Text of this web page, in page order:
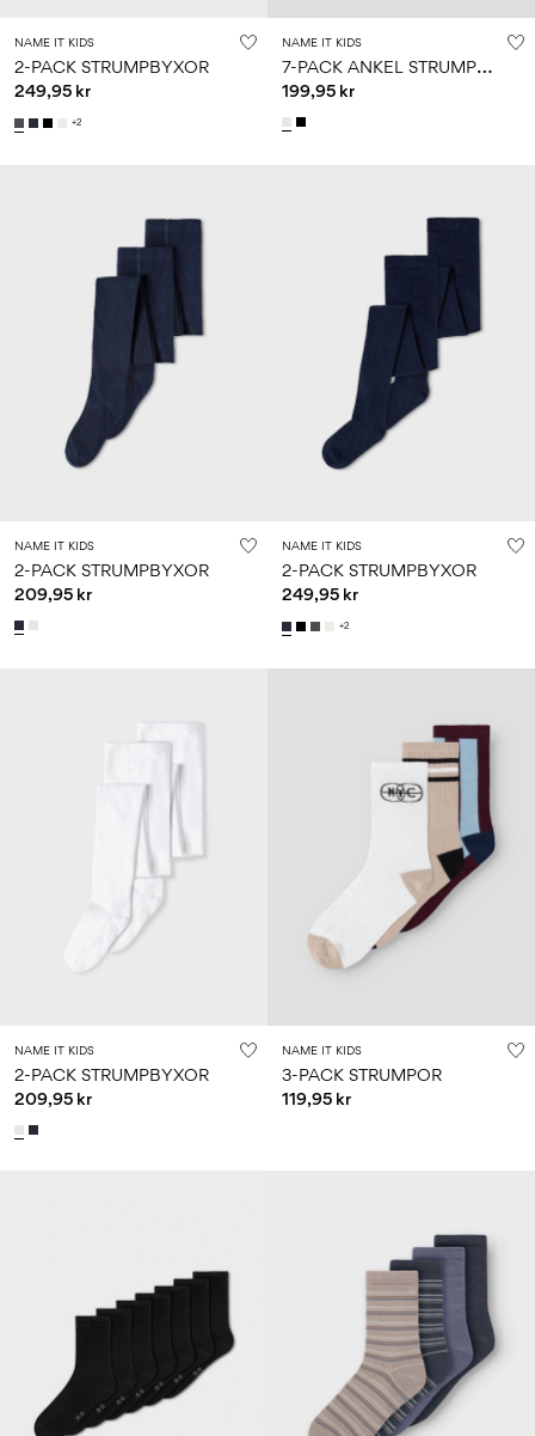
NAME IT KIDS
2-PACK STRUMPBYXOR
249,95 kr
+2
NAME IT KIDS
7
-PACK ANKEL STRUMPOR
199,95 kr
NAME IT KIDS
2-PACK STRUMPBYXOR
209,95 kr
NAME IT KIDS
2-PACK STRUMPBYXOR
249,95 kr
+2
NAME IT KIDS
2-PACK STRUMPBYXOR
209,95 kr
NAME IT KIDS
3-PACK STRUMPOR
119,95 kr